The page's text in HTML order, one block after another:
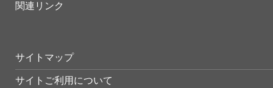
関連リンク
サイトマップ
サイトご利用について